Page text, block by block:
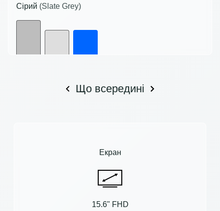
Сірий (Slate Grey)
Що всередині
Екран
15.6" FHD